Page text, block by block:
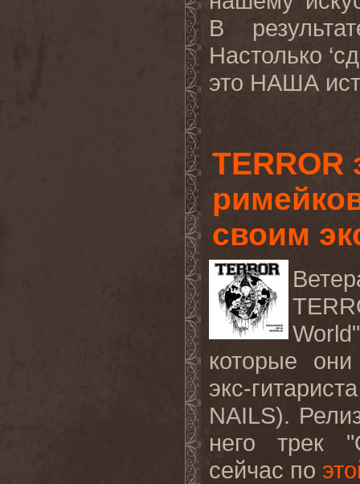
В
Настолько
это НАША
своим
которые
экс-
NAILS).
него трек "
сейчас по